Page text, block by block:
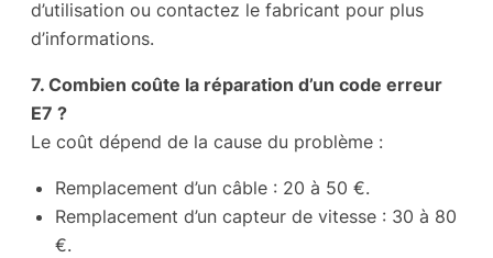
d’utilisation ou contactez le fabricant pour plus
d’informations.
7. Combien coûte la réparation d’un code erreur
E7 ?
Le coût dépend de la cause du problème :
Remplacement d’un câble : 20 à 50 €.
Remplacement d’un capteur de vitesse : 30 à 80
€.